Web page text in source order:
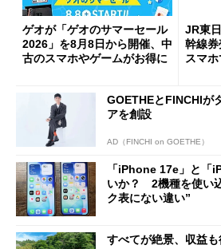
ゲオが「ゲオのサマーセール
2026」を8月8日から開催、中
古のスマホやゲームがお得に
JR東
幹線
スマ
GOETHEとFINCHIが
アを創設
AD（FINCHI on GOETHE）
「iPhone 17e」と「
いか？ 2機種を使い
ク表にない違い”
すべてが絶景、収益